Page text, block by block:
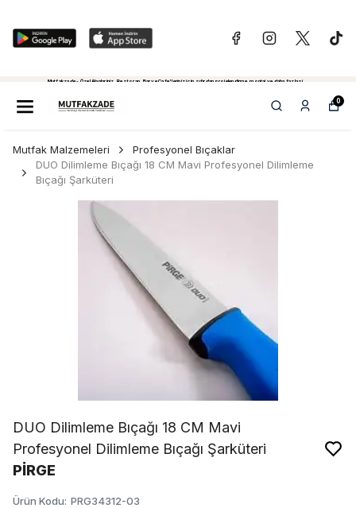
Mutfakzade - Özel Alanlariniz, Restoran, Bar ve Cafe'leriniz için sıfırdan projelendirme, montaj ve daha fazlasi...
0
Mutfak Malzemeleri
Profesyonel Bıçaklar
DUO Dilimleme Bıçağı 18 CM Mavi Profesyonel Dilimleme
Bıçağı Şarküteri
DUO Dilimleme Bıçağı 18 CM Mavi
Profesyonel Dilimleme Bıçağı Şarküteri
PİRGE
Ürün Kodu: PRG34312-03